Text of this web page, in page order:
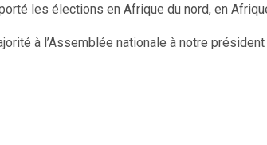
les élections en Afrique du nord, en
à l’Assemblée nationale à notre président